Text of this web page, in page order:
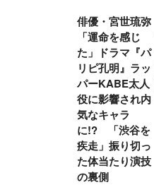
俳優・宮世琉弥
「運命を感じ
た」ドラマ『パ
リピ孔明』ラッ
パーKABE太人
役に影響され内
気なキャラ
に!? 「渋谷を
疾走」振り切っ
た体当たり演技
の裏側